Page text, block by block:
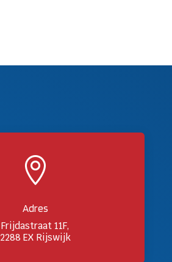

Adres
Frijdastraat 11F,
2288 EX Rijswijk